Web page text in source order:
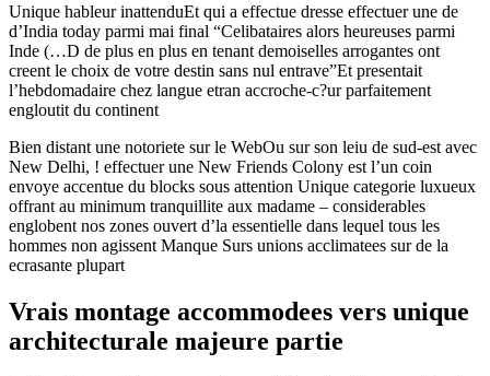
Unique hableur inattenduEt qui a effectue dresse effectuer une de
d’India today parmi mai final “Celibataires alors heureuses parmi
Inde (…D de plus en plus en tenant demoiselles arrogantes ont
creent le choix de votre destin sans nul entrave”Et presentait
l’hebdomadaire chez langue etran accroche-c?ur parfaitement
engloutit du continent
Bien distant une notoriete sur le WebOu sur son leiu de sud-est avec
New Delhi, ! effectuer une New Friends Colony est l’un coin
envoye accentue du blocks sous attention Unique categorie luxueux
offrant au minimum tranquillite aux madame – considerables
englobent nos zones ouvert d’la essentielle dans lequel tous les
hommes non agissent Manque Surs unions acclimatees sur de la
ecrasante plupart
Vrais montage accommodees vers unique
architecturale majeure partie